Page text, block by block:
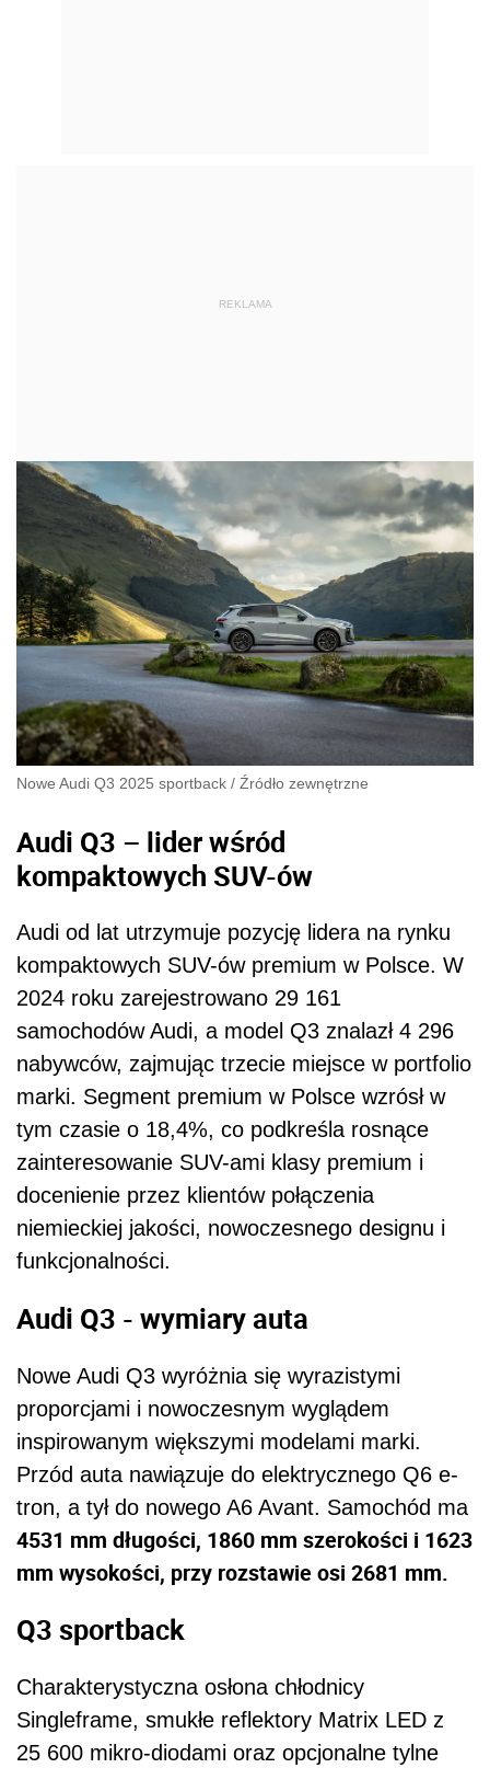
REKLAMA
Nowe Audi Q3 2025 sportback / Źródło zewnętrzne
Audi Q3 – lider wśród
kompaktowych SUV-ów
Audi od lat utrzymuje pozycję lidera na rynku
kompaktowych SUV-ów premium w Polsce. W
2024 roku zarejestrowano 29 161
samochodów Audi, a model Q3 znalazł 4 296
nabywców, zajmując trzecie miejsce w portfolio
marki. Segment premium w Polsce wzrósł w
tym czasie o 18,4%, co podkreśla rosnące
zainteresowanie SUV-ami klasy premium i
docenienie przez klientów połączenia
niemieckiej jakości, nowoczesnego designu i
funkcjonalności.
Audi Q3 - wymiary auta
Nowe Audi Q3 wyróżnia się wyrazistymi
proporcjami i nowoczesnym wyglądem
inspirowanym większymi modelami marki.
Przód auta nawiązuje do elektrycznego Q6 e-
tron, a tył do nowego A6 Avant. Samochód ma
4531 mm długości, 1860 mm szerokości i 1623
mm wysokości, przy rozstawie osi 2681 mm.
Q3 sportback
Charakterystyczna osłona chłodnicy
Singleframe, smukłe reflektory Matrix LED z
25 600 mikro-diodami oraz opcjonalne tylne